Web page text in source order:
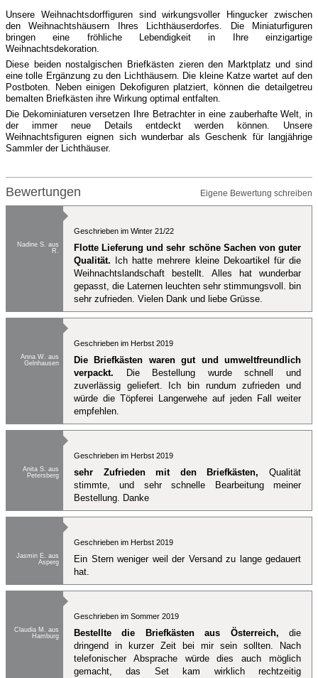
Unsere Weihnachtsdorffiguren sind wirkungsvoller Hingucker zwischen
den Weihnachtshäusern Ihres Lichthäuserdorfes. Die Miniaturfiguren
bringen eine fröhliche Lebendigkeit in Ihre einzigartige
Weihnachtsdekoration.
Diese beiden nostalgischen Briefkästen zieren den Marktplatz und sind
eine tolle Ergänzung zu den Lichthäusern. Die kleine Katze wartet auf den
Postboten. Neben einigen Dekofiguren platziert, können die detailgetreu
bemalten Briefkästen ihre Wirkung optimal entfalten.
Die Dekominiaturen versetzen Ihre Betrachter in eine zauberhafte Welt, in
der immer neue Details entdeckt werden können. Unsere
Weihnachtsfiguren eignen sich wunderbar als Geschenk für langjährige
Sammler der Lichthäuser.
Bewertungen Eigene Bewertung schreiben
Nadine S. aus
R.
Geschrieben im Winter 21/22
Flotte Lieferung und sehr schöne Sachen von guter
Qualität. Ich hatte mehrere kleine Dekoartikel für die
Weihnachtslandschaft bestellt. Alles hat wunderbar
gepasst, die Laternen leuchten sehr stimmungsvoll. bin
sehr zufrieden. Vielen Dank und liebe Grüsse.
Anna W. aus
Gelnhausen
Geschrieben im Herbst 2019
Die Briefkästen waren gut und umweltfreundlich
verpackt. Die Bestellung wurde schnell und
zuverlässig geliefert. Ich bin rundum zufrieden und
würde die Töpferei Langerwehe auf jeden Fall weiter
empfehlen.
Anita S. aus
Petersberg
Geschrieben im Herbst 2019
sehr Zufrieden mit den Briefkästen, Qualität
stimmte, und sehr schnelle Bearbeitung meiner
Bestellung. Danke
Jasmin E. aus
Asperg
Geschrieben im Herbst 2019
Ein Stern weniger weil der Versand zu lange gedauert
hat.
Claudia M. aus
Hamburg
Geschrieben im Sommer 2019
Bestellte die Briefkästen aus Österreich, die
dringend in kurzer Zeit bei mir sein sollten. Nach
telefonischer Absprache würde dies auch möglich
gemacht, das Set kam wirklich rechtzeitig